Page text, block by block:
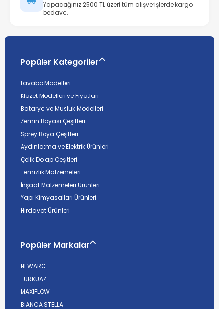
Yapacağınız 2500 TL üzeri tüm alışverişlerde kargo
bedava.
Popüler Kategoriler
Lavabo Modelleri
Klozet Modelleri ve Fiyatları
Batarya ve Musluk Modelleri
Zemin Boyası Çeşitleri
Sprey Boya Çeşitleri
Aydınlatma ve Elektrik Ürünleri
Çelik Dolap Çeşitleri
Temizlik Malzemeleri
İnşaat Malzemeleri Ürünleri
Yapı Kimyasalları Ürünleri
Hırdavat Ürünleri
Popüler Markalar
NEWARC
TURKUAZ
MAXIFLOW
BİANCA STELLA